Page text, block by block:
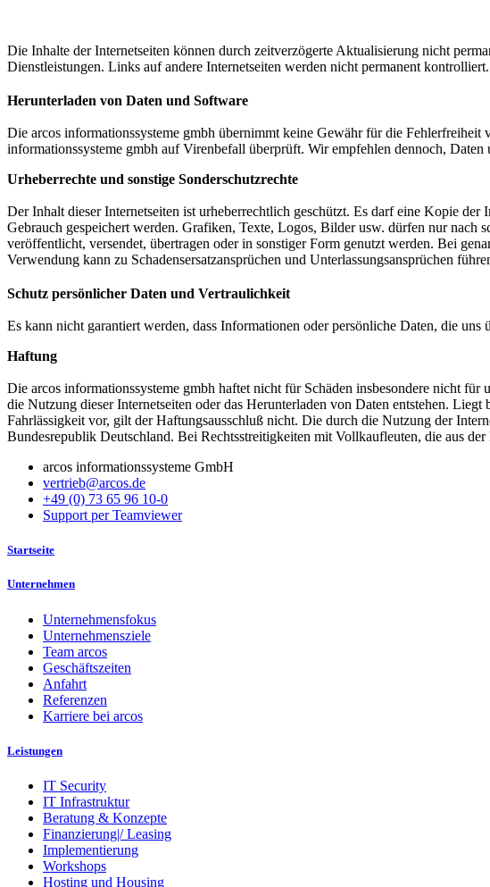
Die Inhalte der Internetseiten können durch zeitverzögerte Aktualisierung nicht
Dienstleistungen. Links auf andere Internetseiten werden nicht permanent
Herunterladen von Daten und Software
Die arcos informationssysteme gmbh übernimmt keine Gewähr für die
informationssysteme gmbh auf Virenbefall überprüft. Wir empfehlen dennoch,
Urheberrechte und sonstige Sonderschutzrechte
Der Inhalt dieser Internetseiten ist urheberrechtlich geschützt. Es darf eine Kopie
Gebrauch gespeichert werden. Grafiken, Texte, Logos, Bilder usw. dürfen nur nach
veröffentlicht, versendet, übertragen oder in sonstiger Form genutzt werden. Bei
Verwendung kann zu Schadensersatzansprüchen und Unterlassungsansprüchen
Schutz persönlicher Daten und Vertraulichkeit
Es kann nicht garantiert werden, dass Informationen oder persönliche Daten, die
Haftung
Die arcos informationssysteme gmbh haftet nicht für Schäden insbesondere nicht
die Nutzung dieser Internetseiten oder das Herunterladen von Daten entstehen.
Fahrlässigkeit vor, gilt der Haftungsausschluß nicht. Die durch die Nutzung der
Bundesrepublik Deutschland. Bei Rechtsstreitigkeiten mit Vollkaufleuten, die aus
arcos informationssysteme GmbH
vertrieb@arcos.de
+49 (0) 73 65 96 10-0
Support per Teamviewer
Startseite
Unternehmen
Unternehmensfokus
Unternehmensziele
Team arcos
Geschäftszeiten
Anfahrt
Referenzen
Karriere bei arcos
Leistungen
IT Security
IT Infrastruktur
Beratung & Konzepte
Finanzierung|/ Leasing
Implementierung
Workshops
Hosting und Housing